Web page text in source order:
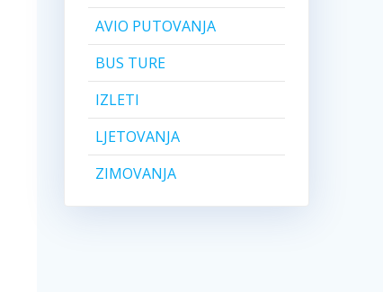
AVIO PUTOVANJA
BUS TURE
IZLETI
LJETOVANJA
ZIMOVANJA